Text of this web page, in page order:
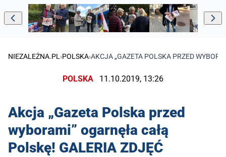
NIEZALEŻNA.PL ›POLSKA›AKCJA „GAZETA POLSKA PRZED
POLSKA 11.10.2019, 13:26
Akcja „Gazeta Polska przed
wyborami” ogarnęła całą
Polskę! GALERIA ZDJĘĆ